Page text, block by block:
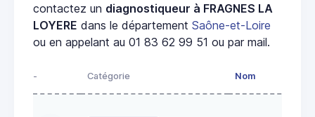
contactez un diagnostiqueur à FRAGNES LA
LOYERE dans le département Saône-et-Loire
ou en appelant au 01 83 62 99 51 ou par mail.
- Catégorie Nom